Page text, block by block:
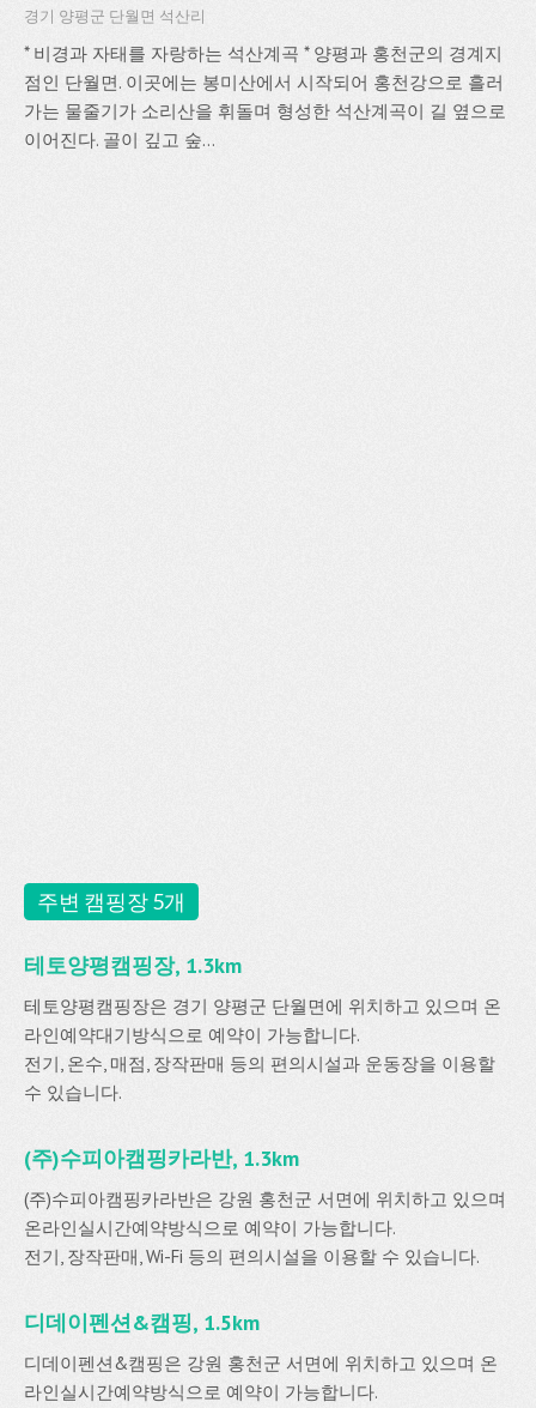
경기 양평군 단월면 석산리
* 비경과 자태를 자랑하는 석산계곡 * 양평과 홍천군의 경계지
점인 단월면. 이곳에는 봉미산에서 시작되어 홍천강으로 흘러
가는 물줄기가 소리산을 휘돌며 형성한 석산계곡이 길 옆으로
이어진다. 골이 깊고 숲...
주변 캠핑장 5개
테토양평캠핑장, 1.3km
테토양평캠핑장은 경기 양평군 단월면에 위치하고 있으며 온
라인예약대기방식으로 예약이 가능합니다.
전기, 온수, 매점, 장작판매 등의 편의시설과 운동장을 이용할
수 있습니다.
(주)수피아캠핑카라반, 1.3km
(주)수피아캠핑카라반은 강원 홍천군 서면에 위치하고 있으며
온라인실시간예약방식으로 예약이 가능합니다.
전기, 장작판매, Wi-Fi 등의 편의시설을 이용할 수 있습니다.
디데이펜션&캠핑, 1.5km
디데이펜션&캠핑은 강원 홍천군 서면에 위치하고 있으며 온
라인실시간예약방식으로 예약이 가능합니다.